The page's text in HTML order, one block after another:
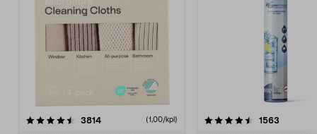
3814arvostelut (1,00/kpl)
4.5viidestä
1563
4.5viidestä